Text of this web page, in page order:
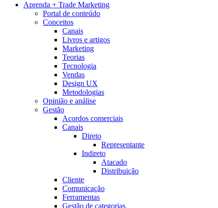
Aprenda + Trade Marketing
Portal de conteúdo
Conceitos
Canais
Livros e artigos
Marketing
Teorias
Tecnologia
Vendas
Design UX
Metodologias
Opinião e análise
Gestão
Acordos comerciais
Canais
Direto
Representante
Indireto
Atacado
Distribuição
Cliente
Comunicação
Ferramentas
Gestão de categorias